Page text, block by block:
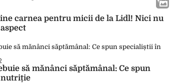
carnea pentru micii de la Lidl! Nici nu
să mănânci săptămânal: Ce spun
nutriție